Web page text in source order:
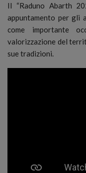
Il “Raduno Abarth
appuntamento per gli
come importante
valorizzazione del
sue tradizioni.